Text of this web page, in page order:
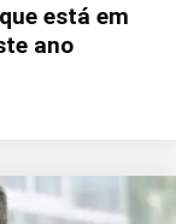
está em
ano